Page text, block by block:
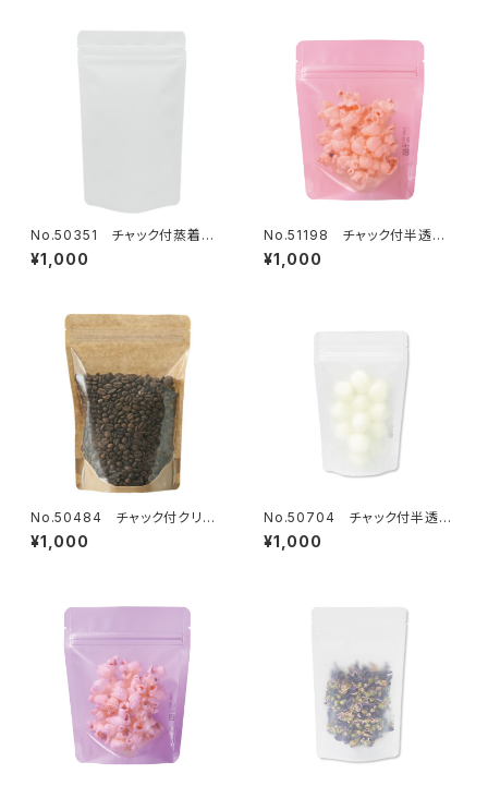
No.50351 チャック付蒸着ス
タンド袋 白 120×200mm 18
枚
¥1,000
No.51198 チャック付半透明
マットSPピンク 120×150mm
13枚
¥1,000
No.50484 チャック付クリア
Aクラフト袋 160×230mm 13
枚
¥1,000
No.50704 チャック付半透明
マットスタンド袋 110×170mm
18枚
¥1,000